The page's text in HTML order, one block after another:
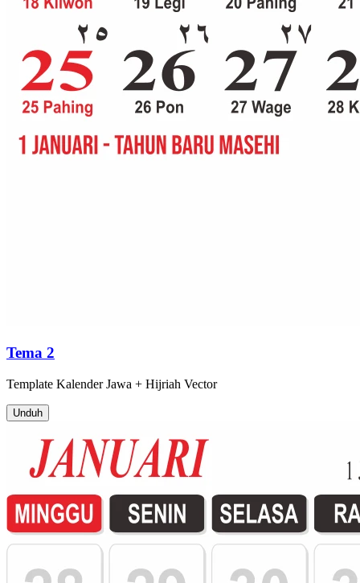
Tema 2
Template Kalender Jawa + Hijriah Vector
Unduh